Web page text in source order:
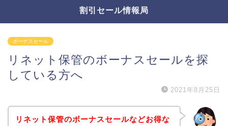
割引セール情報局
ボーナスセール
リネット保管のボーナスセールを探
している方へ
2021年8月25日
リネット保管のボーナスセールなどお得な